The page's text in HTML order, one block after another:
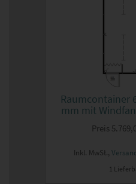
Raumcontainer
mm mit
Preis
Inkl. MwSt.,
1